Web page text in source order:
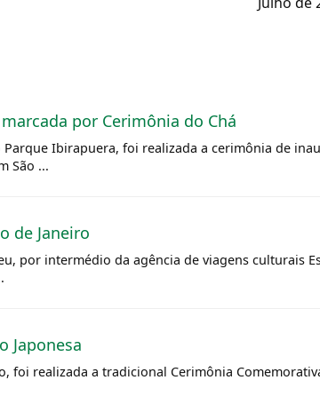
por Cerimônia do Chá
Parque Ibirapuera, foi realizada a cerimônia de
São ...
de Janeiro
por intermédio da agência de viagens culturais
Japonesa
realizada a tradicional Cerimônia